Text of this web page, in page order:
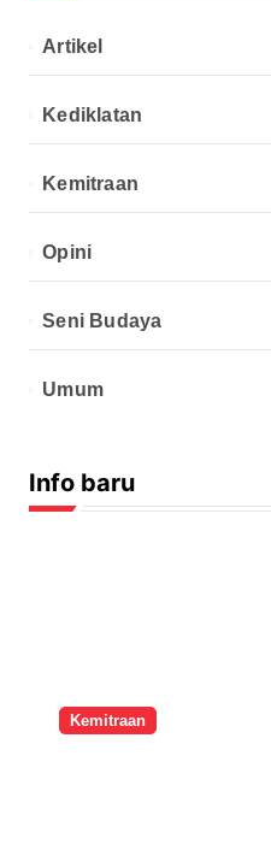
Artikel
Kediklatan
Kemitraan
Opini
Seni Budaya
Umum
Info baru
Kemitraan